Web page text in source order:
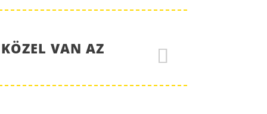
VAN AZ